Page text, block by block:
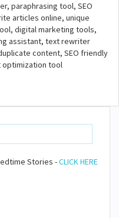
paraphrasing tool, SEO
articles online, unique
digital marketing tools,
assistant, text rewriter
content, SEO friendly
tool
Stories -CLICK HERE